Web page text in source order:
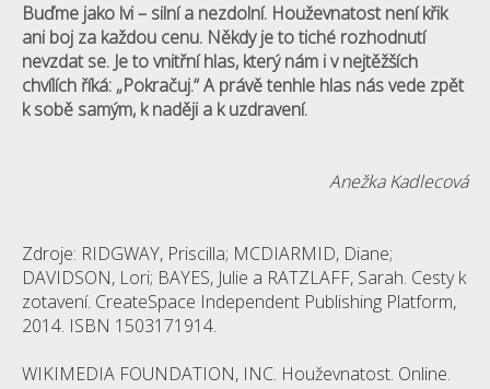
Buďme jako lvi – silní a nezdolní. Houževnatost není křik
ani boj za každou cenu. Někdy je to tiché rozhodnutí
nevzdat se. Je to vnitřní hlas, který nám i v nejtěžších
chvílích říká: „Pokračuj.“ A právě tenhle hlas nás vede zpět
k sobě samým, k naději a k uzdravení.
Anežka Kadlecová
Zdroje: RIDGWAY, Priscilla; MCDIARMID, Diane;
DAVIDSON, Lori; BAYES, Julie a RATZLAFF, Sarah. Cesty k
zotavení. CreateSpace Independent Publishing Platform,
2014. ISBN 1503171914.
WIKIMEDIA FOUNDATION, INC. Houževnatost. Online.